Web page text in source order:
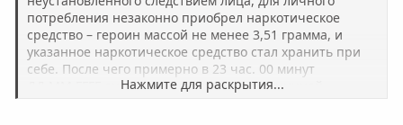
потребления незаконно приобрел наркотическое
средство – героин массой не менее 3,51 грамма, и
указанное наркотическое средство стал хранить при
себе. После чего примерно в 23 час. 00 минут
ДД.ММ.ГГГГ он, А.А.А., находясь на лестничной
Нажмите для раскрытия...